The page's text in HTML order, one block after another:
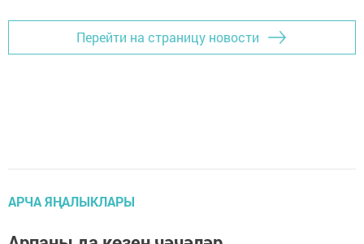
Перейти на страницу новости
АРЧА ЯҢАЛЫКЛАРЫ